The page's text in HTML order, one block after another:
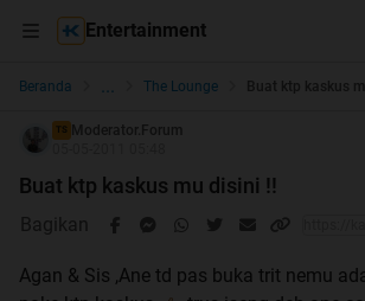
Entertainment
Beranda ... The Lounge Buat ktp kaskus
TS
Moderator.Forum
Buat ktp kaskus mu disini !!
Bagikan
Agan & Sis ,Ane td pas buka trit nemu